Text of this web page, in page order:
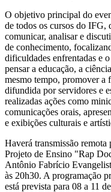
O objetivo principal do
de todos os cursos do IFG,
comunicar, analisar e
de conhecimento,
dificuldades enfrentadas e
pensar a educação, a
mesmo tempo, promover a
difundida por servidores e
realizadas ações como
comunicações orais,
e exibições culturais e
Haverá transmissão
Projeto de Ensino "Rap
Antônio Fabrício
às 20h30. A programação
está prevista para 08 a 11